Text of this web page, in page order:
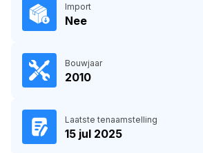
Import
Nee
Bouwjaar
2010
Laatste tenaamstelling
15 jul 2025